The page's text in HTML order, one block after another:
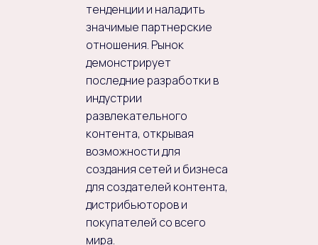
тенденции и наладить
значимые партнерские
отношения. Рынок
демонстрирует
последние разработки в
индустрии
развлекательного
контента, открывая
возможности для
создания сетей и бизнеса
для создателей контента,
дистрибьюторов и
покупателей со всего
мира.